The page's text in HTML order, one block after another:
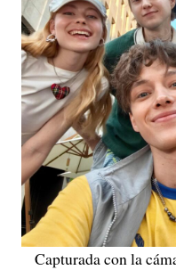
Capturada con la